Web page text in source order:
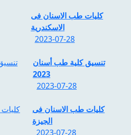
كليات طب الاسنان فى
الاسكندرية
2023-07-28
تنسيق كلية طب أسنان
2023
2023-07-28
كليات طب الاسنان فى
الجيزة
2023-07-28